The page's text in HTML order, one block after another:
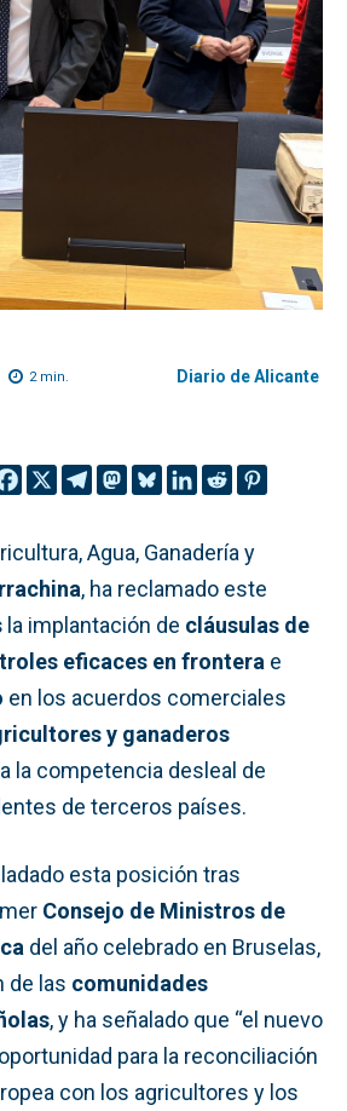
2min. Diario de Alicante
Agua, Ganadería y
, ha reclamado este
la implantación de cláusulas de
eficaces en frontera e
en los acuerdos comerciales
y ganaderos
la competencia desleal de
de terceros países.
esta posición tras
Consejo de Ministros de
del año celebrado en Bruselas,
de las comunidades
, y ha señalado que “el nuevo
para la reconciliación
con los agricultores y los